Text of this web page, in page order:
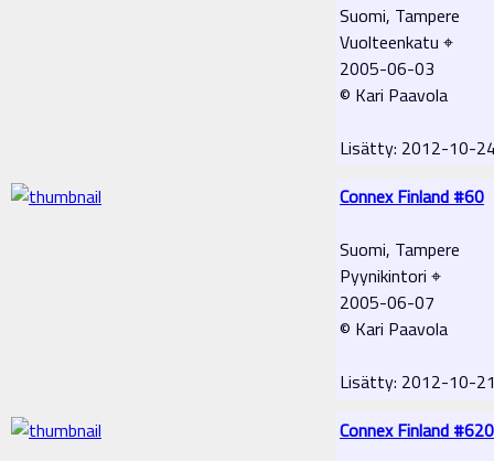
Suomi, Tampere
Vuolteenkatu ⌖
2005-06-03
© Kari Paavola
Lisätty: 2012-10-
Connex Finland #60
Suomi, Tampere
Pyynikintori ⌖
2005-06-07
© Kari Paavola
Lisätty: 2012-10-
Connex Finland #620